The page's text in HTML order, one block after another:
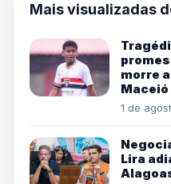
Mais visualizadas
morre
Maceió
1 de
Lira